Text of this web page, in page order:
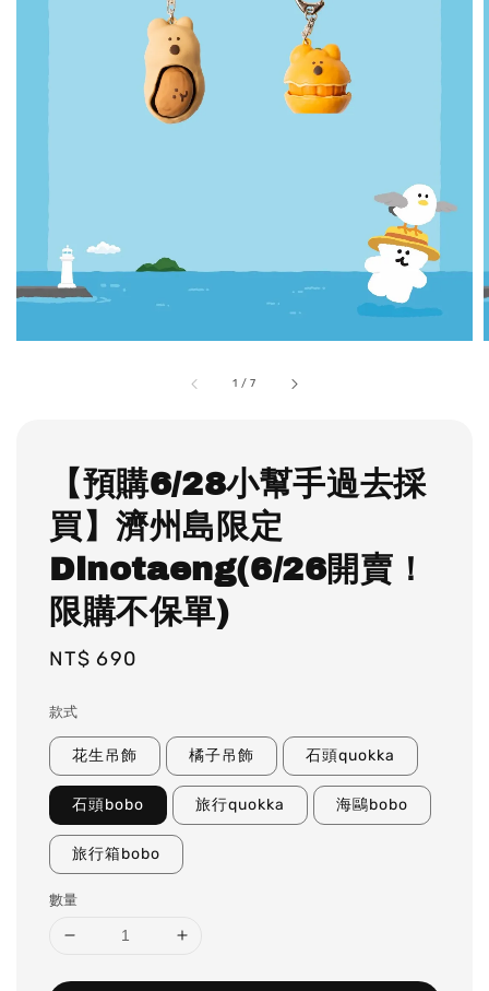
1 /7
【預購6/28小幫手過去採
買】濟州島限定
Dinotaeng(6/26開賣！
限購不保單)
Regular
NT$ 690
款式
花生吊飾 橘子吊飾 石頭quokka
石頭bobo 旅行quokka 海鷗bobo
旅行箱bobo
數量